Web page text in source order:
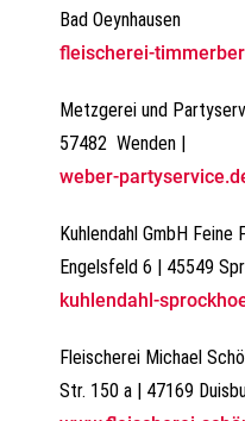
Bad Oeynhausen
fleischerei-
Metzgerei und
57482 Wenden |
weber-
Kuhlendahl GmbH
Engelsfeld 6 | 45549
kuhlendahl-
Fleischerei Michael
Str. 150 a | 47169